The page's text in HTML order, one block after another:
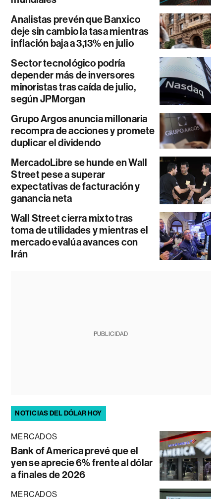
Analistas prevén que Banxico
deje sin cambio la tasa mientras
inflación baja a 3,13% en julio
Sector tecnológico podría
depender más de inversores
minoristas tras caída de julio,
según JPMorgan
Grupo Argos anuncia millonaria
recompra de acciones y promete
duplicar el dividendo
MercadoLibre se hunde en Wall
Street pese a superar
expectativas de facturación y
ganancia neta
Wall Street cierra mixto tras
toma de utilidades y mientras el
mercado evalúa avances con
Irán
PUBLICIDAD
NOTICIAS DEL DÓLAR HOY
MERCADOS
Bank of America prevé que el
yen se aprecie 6% frente al dólar
a finales de 2026
MERCADOS